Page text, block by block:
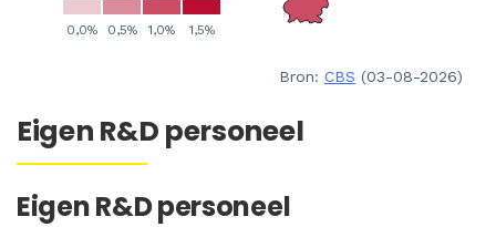
Bron: CBS (03-08-2026)
Eigen R&D personeel
Eigen R&D personeel